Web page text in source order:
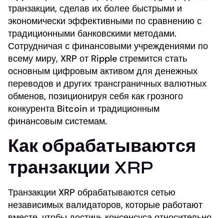
транзакции, сделав их более быстрыми и
экономически эффективными по сравнению с
традиционными банковскими методами.
Сотрудничая с финансовыми учреждениями по
всему миру, XRP от Ripple стремится стать
основным цифровым активом для денежных
переводов и других трансграничных валютных
обменов, позиционируя себя как грозного
конкурента Bitcoin и традиционным
финансовым системам.
Как обрабатываются
транзакции XRP
Транзакции XRP обрабатываются сетью
независимых валидаторов, которые работают